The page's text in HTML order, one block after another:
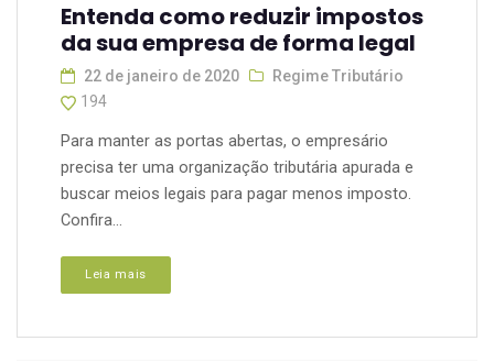
Entenda como reduzir impostos
da sua empresa de forma legal
22 de janeiro de 2020
Regime Tributário
194
Para manter as portas abertas, o empresário
precisa ter uma organização tributária apurada e
buscar meios legais para pagar menos imposto.
Confira...
Leia mais